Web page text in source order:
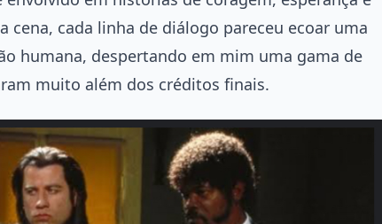
cena, cada linha de diálogo pareceu ecoar uma
humana, despertando em mim uma gama de
muito além dos créditos finais.